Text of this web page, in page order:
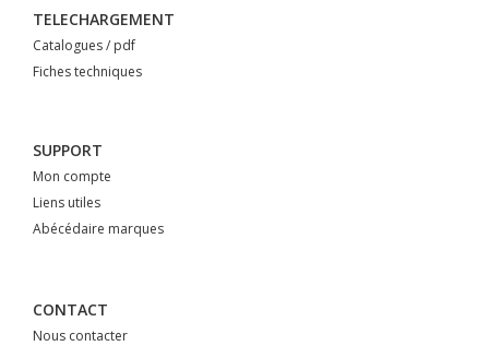
TELECHARGEMENT
Catalogues / pdf
Fiches techniques
SUPPORT
Mon compte
Liens utiles
Abécédaire marques
CONTACT
Nous contacter